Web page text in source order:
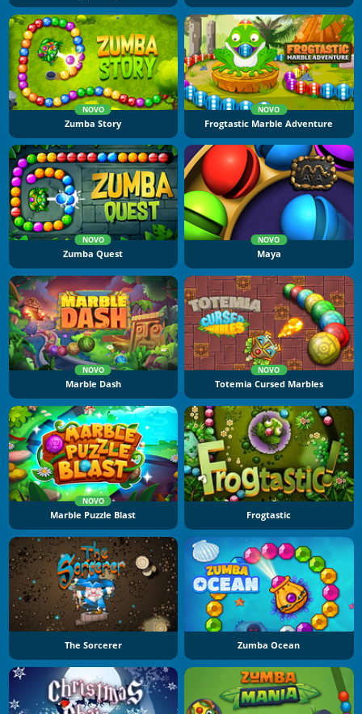
NOVO
Zumba Story
NOVO
Frogtastic Marble Adventure
NOVO
Zumba Quest
NOVO
Maya
NOVO
Marble Dash
NOVO
Totemia Cursed Marbles
NOVO
Marble Puzzle Blast Frogtastic
The Sorcerer Zumba Ocean